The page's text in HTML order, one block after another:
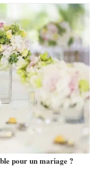
pour un mariage ?